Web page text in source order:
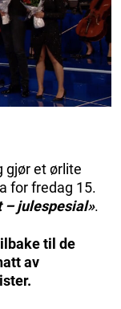
gjør et ørlite
for fredag 15.
– julespesial».
til de
av